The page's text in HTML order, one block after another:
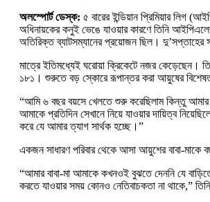
অলস্পোর্ট ডেস্ক: ৫ বারের ইন্ডিয়ান প্রিমিয়ার লিগ
অধিনায়কের কনুই ভেঙে যাওয়ার কারণে তিনি
অতিরিক্ত ব্যাটসম্যানের প্রয়োজন ছিল। দু’সপ্তাহের
মাত্রে ইতিমধ্যেই ঘরোয়া ক্রিকেটে নজর কেড়েছেন।
১৮১। শুরুতে বড় স্কোরে রূপান্তর করা আয়ুষের
“আমি ৬ বছর বয়সে খেলতে শুরু করেছিলাম কিন্তু আমার
আমাকে প্রতিদিন সেখানে নিয়ে যাওয়ার দায়িত্ব
করে যে আমার ত্যাগ সার্থক হচ্ছে।”
একজন সাধারণ পরিবার থেকে আসা আয়ুশের বাবা-মাকে
“আমার বাবা-মা আমাকে কখনওই বুঝতে দেননি যে
করতে যাওয়ার সময় কোনও নেতিবাচকতা না থাকে,”